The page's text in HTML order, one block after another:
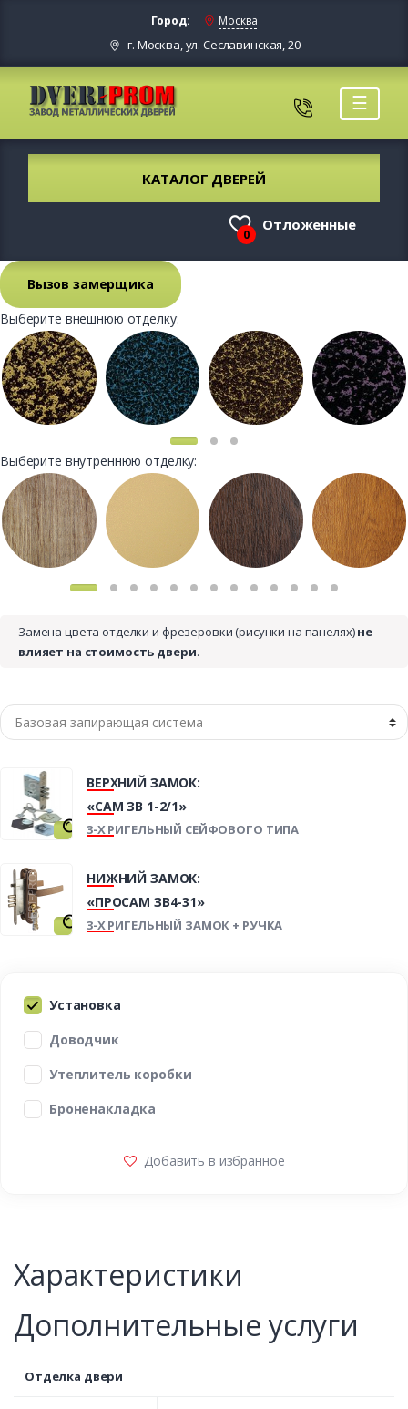
Город: Москва
г. Москва, ул. Сеславинская, 20
☰
КАТАЛОГ ДВЕРЕЙ
0
Отложенные
Вызов замерщика
Выберите внешнюю отделку:
Выберите внутреннюю отделку:
Замена цвета отделки и фрезеровки (рисунки на панелях)не
влияет на стоимость двери.
ВЕРХНИЙ ЗАМОК:
«САМ ЗВ 1-2/1»
3-Х РИГЕЛЬНЫЙ СЕЙФОВОГО ТИПА
НИЖНИЙ ЗАМОК:
«ПРОСАМ ЗВ4-31»
3-Х РИГЕЛЬНЫЙ ЗАМОК + РУЧКА
Установка
Доводчик
Утеплитель коробки
Броненакладка
Добавить в избранное
Характеристики
Дополнительные услуги
Отделка двери